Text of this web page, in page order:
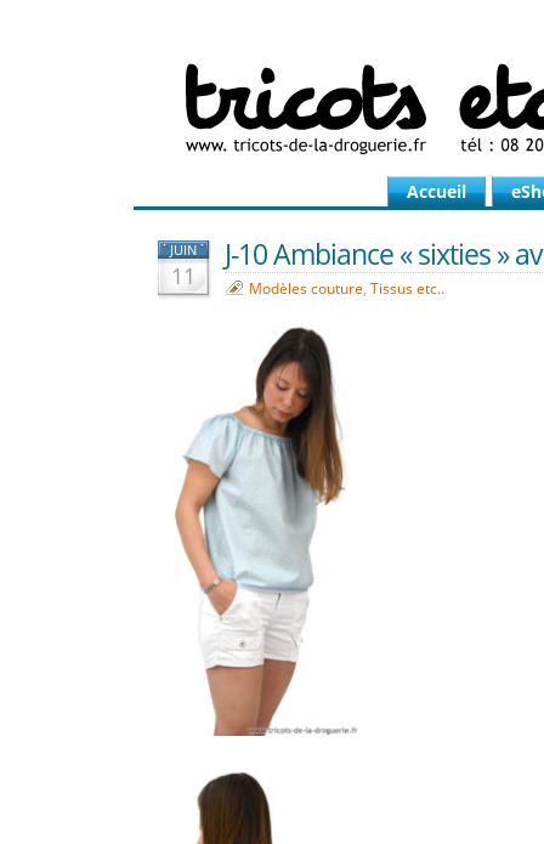
Accueil
JUIN
11
J-10 Ambiance « sixties »
Modèles couture, Tissus etc..